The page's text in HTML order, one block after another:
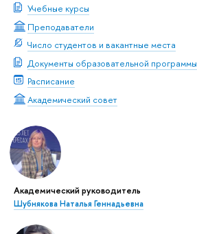
Учебные курсы
Преподаватели
Число студентов и вакантные места
Документы образовательной программы
Расписание
Академический совет
Академический руководитель
Шубнякова Наталья Геннадьевна